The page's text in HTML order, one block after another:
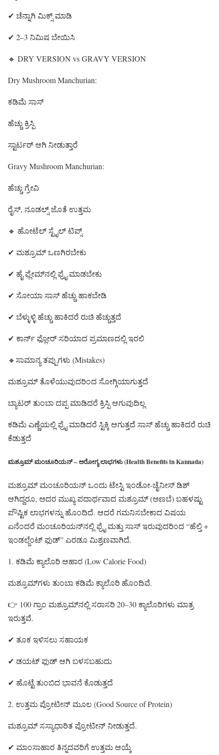
✔ ಚೆನ್ನಾಗಿ ಮಿಕ್ಸ್ ಮಾಡಿ
✔ 2–3 ನಿಮಿಷ ಬೇಯಿಸಿ
🔸 DRY VERSION vs GRAVY VERSION
Dry Mushroom Manchurian:
ಕಡಿಮೆ ಸಾಸ್
ಹೆಚ್ಚು ಕ್ರಿಸ್ಪಿ
ಸ್ಟಾರ್ಟರ್ ಆಗಿ ನೀಡುತ್ತಾರೆ
Gravy Mushroom Manchurian:
ಹೆಚ್ಚು ಗ್ರೇವಿ
ರೈಸ್, ನೂಡಲ್ಸ್ ಜೊತೆ ಉತ್ತಮ
🔸 ಹೋಟೆಲ್ ಸ್ಟೈಲ್ ಟಿಪ್ಸ್
✔ ಮಶ್ರೂಮ್ ಒಣಗಿರಬೇಕು
✔ ಹೈ ಫ್ಲೇಮ್‌ನಲ್ಲಿ ಫ್ರೈ ಮಾಡಬೇಕು
✔ ಸೋಯಾ ಸಾಸ್ ಹೆಚ್ಚು ಹಾಕಬೇಡಿ
✔ ಬೆಳ್ಳುಳ್ಳಿ ಹೆಚ್ಚು ಹಾಕಿದರೆ ರುಚಿ ಹೆಚ್ಚುತ್ತದೆ
✔ ಕಾರ್ನ್ ಫ್ಲೋರ್ ಸರಿಯಾದ ಪ್ರಮಾಣದಲ್ಲಿ ಇರಲಿ
🔸ಸಾಮಾನ್ಯ ತಪ್ಪುಗಳು (Mistakes)
ಮಶ್ರೂಮ್ ತೊಳೆಯುವುದರಿಂದ ಸೋಗ್ಗಿಯಾಗುತ್ತದೆ
ಬ್ಯಾಟರ್ ತುಂಬಾ ದಪ್ಪ ಮಾಡಿದರೆ ಕ್ರಿಸ್ಪಿ ಆಗುವುದಿಲ್ಲ
ಕಡಿಮೆ ಎಣ್ಣೆಯಲ್ಲಿ ಫ್ರೈ ಮಾಡಿದರೆ ಸ್ಟಿಕ್ಕಿ ಆಗುತ್ತದೆ ಸಾಸ್ ಹೆಚ್ಚು ಹಾಕಿದರೆ ರುಚಿ
ಕೆಡುತ್ತದೆ
ಮಶ್ರೂಮ್ ಮಂಚೂರಿಯನ್ – ಆರೋಗ್ಯ ಲಾಭಗಳು (Health Benefits in Kannada)
ಮಶ್ರೂಮ್ ಮಂಚೂರಿಯನ್ ಒಂದು ಟೇಸ್ಟಿ ಇಂಡೋ-ಚೈನೀಸ್ ಡಿಶ್
ಆಗಿದ್ದರೂ, ಅದರ ಮುಖ್ಯ ಪದಾರ್ಥವಾದ ಮಶ್ರೂಮ್ (ಅಣಬೆ) ಬಹಳಷ್ಟು
ಪೌಷ್ಟಿಕ ಲಾಭಗಳನ್ನು ಹೊಂದಿದೆ. ಆದರೆ ಗಮನಿಸಬೇಕಾದ ವಿಷಯ
ಏನೆಂದರೆ ಮಂಚೂರಿಯನ್‌ನಲ್ಲಿ ಫ್ರೈ ಮತ್ತು ಸಾಸ್ ಇರುವುದರಿಂದ “ಹೆಲ್ತಿ +
ಇಂಡಲ್ಜೆಂಟ್ ಫುಡ್” ಎರಡೂ ಮಿಶ್ರಣವಾಗಿದೆ.
1. ಕಡಿಮೆ ಕ್ಯಾಲೊರಿ ಆಹಾರ (Low Calorie Food)
ಮಶ್ರೂಮ್‌ಗಳು ತುಂಬಾ ಕಡಿಮೆ ಕ್ಯಾಲೊರಿ ಹೊಂದಿವೆ.
👉 100 ಗ್ರಾಂ ಮಶ್ರೂಮ್‌ನಲ್ಲಿ ಸರಾಸರಿ 20–30 ಕ್ಯಾಲೊರಿಗಳು ಮಾತ್ರ
ಇರುತ್ತವೆ.
✔ ತೂಕ ಇಳಿಸಲು ಸಹಾಯಕ
✔ ಡಯಟ್ ಫುಡ್ ಆಗಿ ಬಳಸಬಹುದು
✔ ಹೊಟ್ಟೆ ತುಂಬಿದ ಭಾವನೆ ಕೊಡುತ್ತದೆ
2. ಉತ್ತಮ ಪ್ರೋಟೀನ್ ಮೂಲ (Good Source of Protein)
ಮಶ್ರೂಮ್ ಸಸ್ಯಾಧಾರಿತ ಪ್ರೋಟೀನ್ ನೀಡುತ್ತದೆ.
✔ ಮಾಂಸಾಹಾರ ತಿನ್ನದವರಿಗೆ ಉತ್ತಮ ಆಯ್ಕೆ